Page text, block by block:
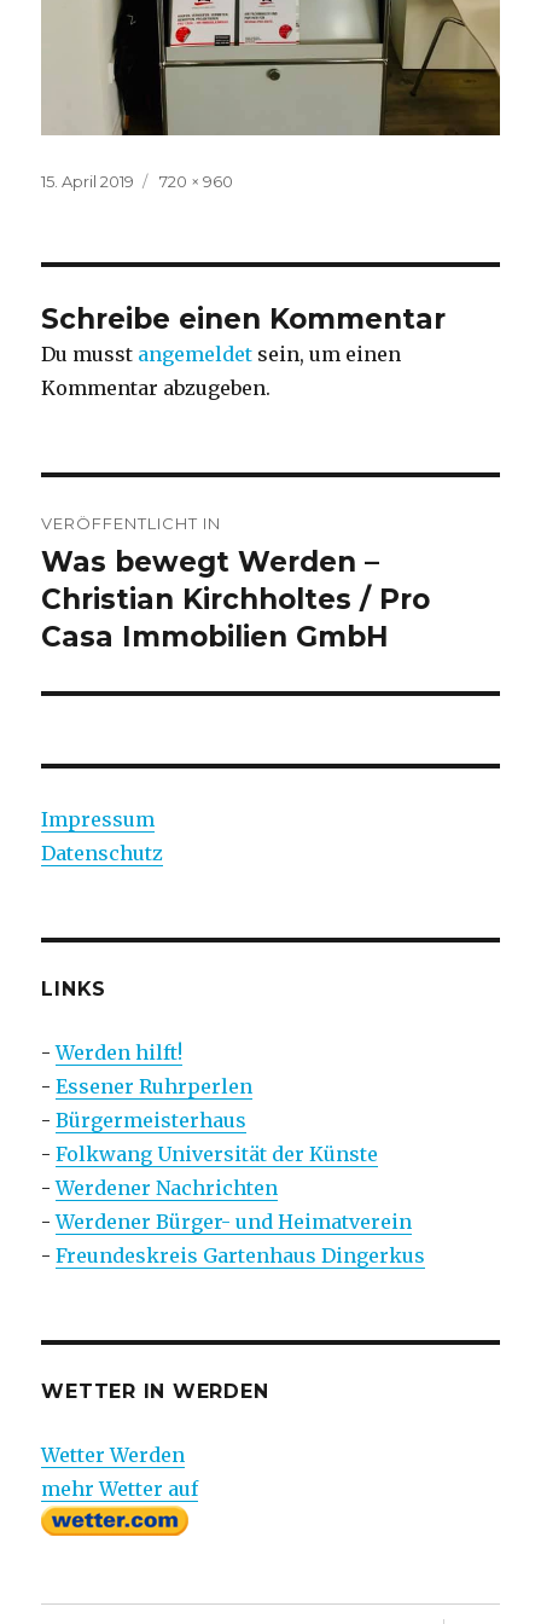
Veröffentlicht
15. April 2019
Volle
720 × 960
Schreibe einen Kommentar
Du musst angemeldet sein, um einen
Kommentar abzugeben.
VERÖFFENTLICHT IN
Was bewegt Werden –
Christian Kirchholtes / Pro
Casa Immobilien GmbH
Impressum
Datenschutz
LINKS
-Werden hilft!
-Essener Ruhrperlen
-Bürgermeisterhaus
-Folkwang Universität der Künste
-Werdener Nachrichten
-Werdener Bürger- und Heimatverein
-Freundeskreis Gartenhaus Dingerkus
WETTER IN WERDEN
Wetter Werden
mehr Wetter auf